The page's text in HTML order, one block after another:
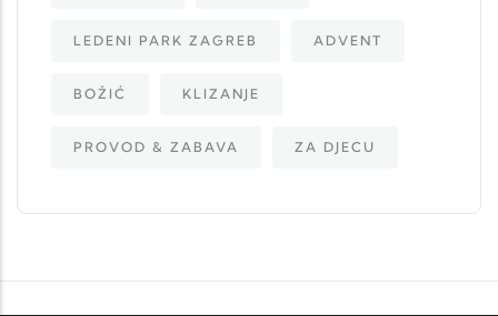
LEDENI PARK ZAGREB ADVENT
BOŽIĆ KLIZANJE
PROVOD & ZABAVA ZA DJECU